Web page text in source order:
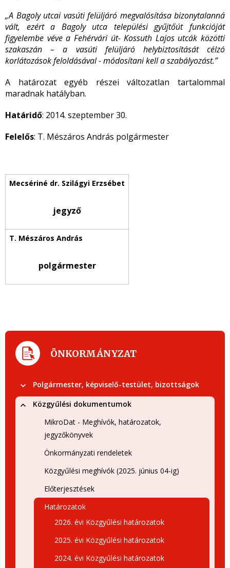
„A Bagoly utcai vasúti felüljáró megvalósítása bizonytalanná
vált, ezért a Bagoly utca települési gyűjtőút funkcióját
figyelembe véve a Fehérvári út- Kossuth Lajos utcák közötti
szakaszán – a vasúti felüljáró helybiztosítását célzó
korlátozások feloldásával - módosítani kell a szabályozást.”
A határozat egyéb részei változatlan tartalommal
maradnak hatályban.
Határidő: 2014. szeptember 30.
Felelős: T. Mészáros András polgármester
jegyző
polgármester
ÖNKORMÁNYZAT
Polgármester, képviselő-testület, bizottságok
Közgyűlési dokumentumok
MikroDat - Meghívók, határozatok,
jegyzőkönyvek
Önkormányzati rendeletek
Közgyűlési meghívók (2025. június 04-ig)
Előterjesztések
Határozatok
2026. évi Közgyűlési határozatok
2025. évi Közgyűlési határozatok
2024. évi Közgyűlési határozatok